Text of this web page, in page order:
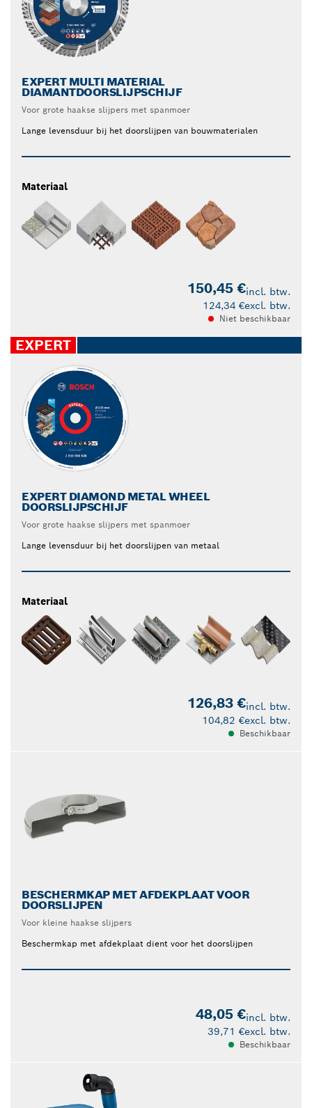
EXPERT MULTI MATERIAL
DIAMANTDOORSLIJPSCHIJF
Voor grote haakse slijpers met spanmoer
Lange levensduur bij het doorslijpen van bouwmaterialen
Materiaal
150,45 €incl. btw.
124,34 €excl. btw.
Niet beschikbaar
EXPERT
EXPERT DIAMOND METAL WHEEL
DOORSLIJPSCHIJF
Voor grote haakse slijpers met spanmoer
Lange levensduur bij het doorslijpen van metaal
Materiaal
126,83 €incl. btw.
104,82 €excl. btw.
Beschikbaar
BESCHERMKAP MET AFDEKPLAAT VOOR
DOORSLIJPEN
Voor kleine haakse slijpers
Beschermkap met afdekplaat dient voor het doorslijpen
48,05 €incl. btw.
39,71 €excl. btw.
Beschikbaar